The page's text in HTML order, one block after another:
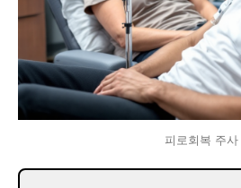
피로회복 주사